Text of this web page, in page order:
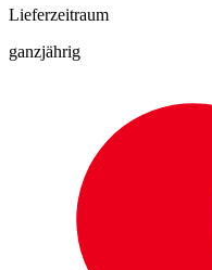
Lieferzeitraum
ganzjährig